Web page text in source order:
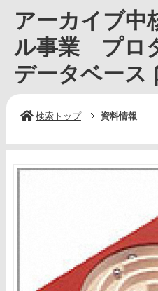
アーカイブ中
ル事業 プロ
データベース
検索トップ 資料情報